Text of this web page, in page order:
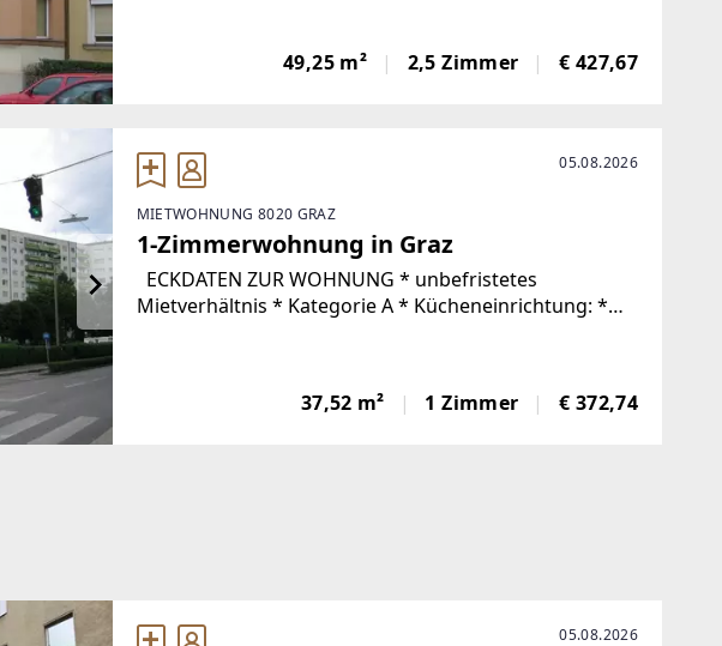
49,25 m² 2,5 Zimmer € 427,67
05.08.2026
MIETWOHNUNG 8020 GRAZ
1-Zimmerwohnung in Graz
ECKDATEN ZUR WOHNUNG * unbefristetes
Mietverhältnis * Kategorie A * Kücheneinrichtung: *
37,52 m²
1 Zimmer € 372,74
05.08.2026